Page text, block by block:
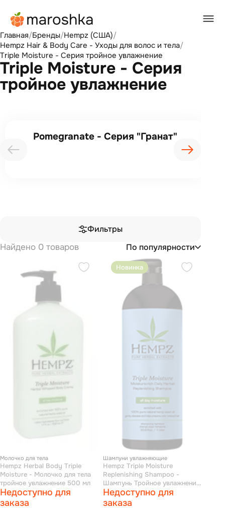
Главная/Бренды/Hempz (США)/
Hempz Hair & Body Care - Уходы для волос и тела/
Triple Moisture - Серия тройное увлажнение
Triple Moisture - Серия
тройное увлажнение
Pomegranate - Серия "Гранат"
Фильтры
Найдено 0 товаров
По популярности
Молочко для тела
Hempz Herbal Body Triple
Moisture - Молочко для тела
тройное увлажнение 500 мл
Недоступно для
заказа
Новинка
Шампуни увлажняющие
Hempz Triple Moisture
Replenishing Shampoo -
Шампунь Тройное увлажнение
1000 мл
Недоступно для
заказа